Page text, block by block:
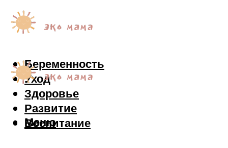
Беременность
Уход
Здоровье
Развитие
Воспитание
Меню